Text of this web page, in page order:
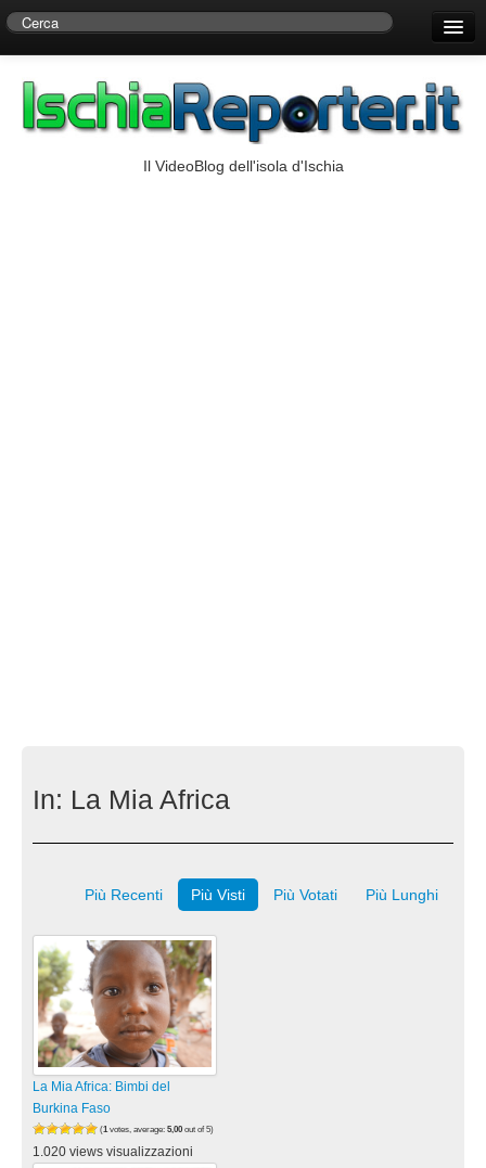
Centro di Ricerche Storiche D’Ambra
Il VideoBlog dell'isola d'Ischia
In: La Mia Africa
Più Recenti Più Visti Più Votati Più Lunghi
La Mia Africa: Bimbi del
Burkina Faso
(1 votes, average: 5,00 out of 5)
1.020 views visualizzazioni